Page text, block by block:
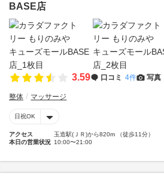
BASE店
3.59 口コミ 4件 写真
整体 マッサージ
日祝OK
アクセス
玉造駅(ＪＲ)から820m （徒歩11分）
本日の営業状況 10:00〜21:00